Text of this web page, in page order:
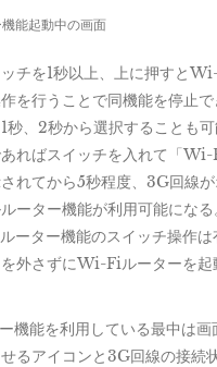
能起動中の画面
チを1秒以上、上に押すと
を行うことで同機能を停止
秒、2秒から選択することも
ればスイッチを入れて「
れてから5秒程度、3G回線
ーター機能が利用可能にな
ーター機能のスイッチ操作は
外さずにWi-Fiルーターを起
能を利用している最中は画
るアイコンと3G回線の接続